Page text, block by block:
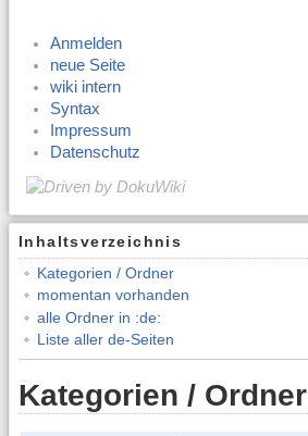
Anmelden
neue Seite
wiki intern
Syntax
Impressum
Datenschutz
Inhaltsverzeichnis
Kategorien / Ordner
momentan vorhanden
alle Ordner in :de:
Liste aller de-Seiten
Kategorien / Ordner